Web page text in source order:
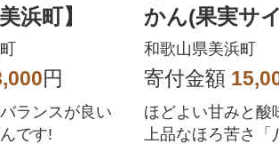
浜町】
円
ランスが良い
です!
かん(果実サ
かせ)
和歌山県美浜町
寄付金額
ほどよい甘みと酸
上品なほろ苦さ